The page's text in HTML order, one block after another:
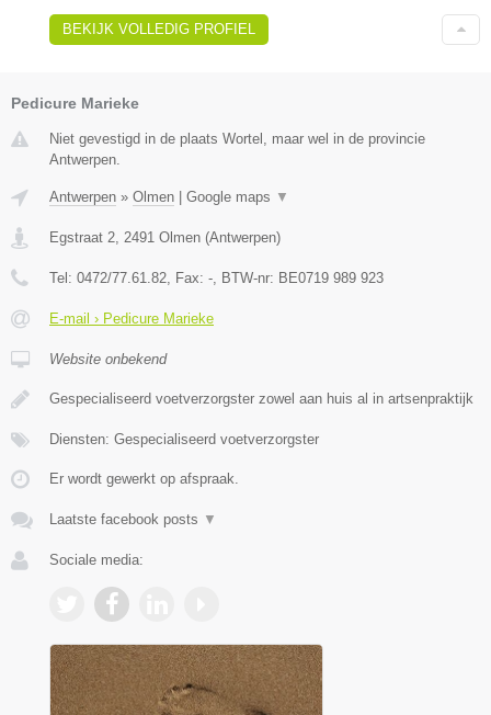
BEKIJK VOLLEDIG PROFIEL
Pedicure Marieke
Niet gevestigd in de plaats Wortel, maar wel in de provincie
Antwerpen.
Antwerpen » Olmen Google maps ▼
Egstraat 2 2491 Olmen (Antwerpen)
Tel: 0472/77.61.82 , Fax: - , BTW-nr: BE0719 989 923
E-mail › Pedicure Marieke
Website onbekend
Gespecialiseerd voetverzorgster zowel aan huis al in artsenpraktijk
Diensten: Gespecialiseerd voetverzorgster
Er wordt gewerkt op afspraak.
Laatste facebook posts ▼
Sociale media: